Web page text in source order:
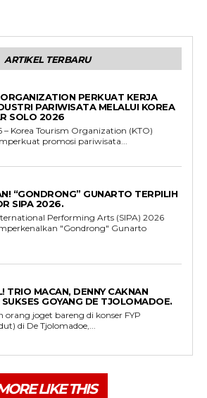
ARTIKEL TERBARU
PERKUAT KERJA
PARIWISATA MELALUI KOREA
SOLO 2026
– Korea Tourism Organization (KTO)
promosi pariwisata...
“GONDRONG” GUNARTO TERPILIH
SIPA 2026.
Performing Arts (SIPA) 2026
"Gondrong" Gunarto
TRIO MACAN, DENNY CAKNAN
GOYANG DE TJOLOMADOE.
orang joget bareng di konser FYP
di De Tjolomadoe,...
LIKE THIS